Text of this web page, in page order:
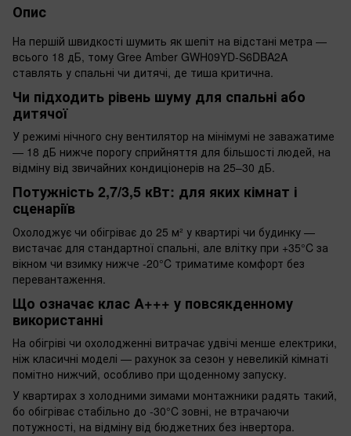
Опис
На першій швидкості шумить як шепіт на відстані метра —
всього 18 дБ, тому Gree Amber GWH09YD-S6DBA2A
ставлять у спальні чи дитячі, де тиша критична.
Чи підходить рівень шуму для спальні або
дитячої
У режимі нічного сну вентилятор на мінімумі не заважатиме
— 18 дБ нижче порогу сприйняття для більшості людей, на
відміну від звичайних кондиціонерів на 25–30 дБ.
Потужність 2,7/3,5 кВт: для яких кімнат і
сценаріїв
Охолоджує чи обігріває до 25 м² у квартирі чи будинку —
вистачає для стандартної спальні, але влітку при +35°C за
вікном чи взимку нижче -20°C триматиме комфорт без
перевантаження.
Що означає клас A+++ у повсякденному
використанні
На обігріві чи охолодженні витрачає удвічі менше електрики,
ніж класичні моделі — рахунок за сезон у невеликій кімнаті
помітно нижчий, особливо при щоденному запуску.
У квартирах з холодними зимами монтажники радять такий,
бо обігріває стабільно до -30°C зовні, не втрачаючи
потужності, на відміну від бюджетних без інвертора.